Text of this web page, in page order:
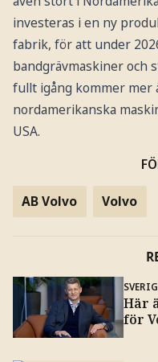
investeras i en ny
fabrik, för att under
bandgrävmaskiner och
fullt igång kommer mer
nordamerikanska
USA.
AB Volvo Volvo
Här
för